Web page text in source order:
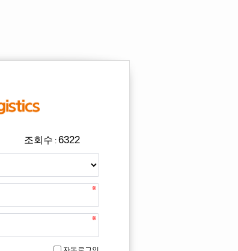
조회수 : 6322